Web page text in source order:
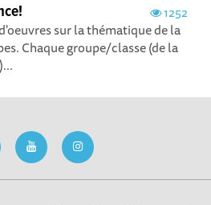
1252
sur la thématique de la
Chaque groupe/classe (de la